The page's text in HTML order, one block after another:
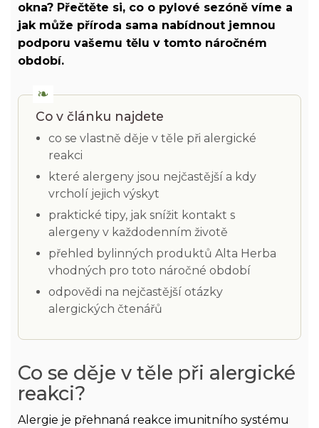
okna? Přečtěte si, co o pylové sezóně víme a
jak může příroda sama nabídnout jemnou
podporu vašemu tělu v tomto náročném
období.
Co v článku najdete
co se vlastně děje v těle při alergické
reakci
které alergeny jsou nejčastější a kdy
vrcholí jejich výskyt
praktické tipy, jak snížit kontakt s
alergeny v každodenním životě
přehled bylinných produktů Alta Herba
vhodných pro toto náročné období
odpovědi na nejčastější otázky
alergických čtenářů
Co se děje v těle při alergické
reakci?
Alergie je přehnaná reakce imunitního systému